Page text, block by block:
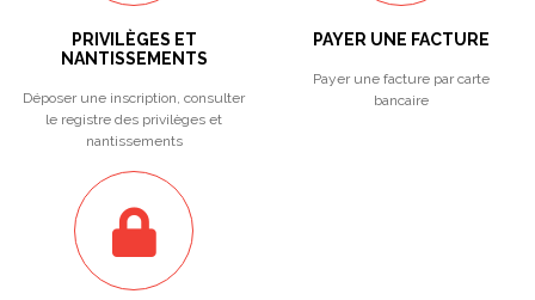
PRIVILÈGES ET
NANTISSEMENTS
Déposer une inscription, consulter
le registre des privilèges et
nantissements
PAYER UNE FACTURE
Payer une facture par carte
bancaire